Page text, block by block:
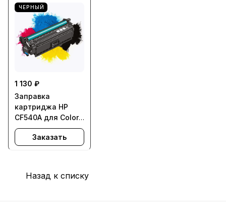
ЧЕРНЫЙ
1 130 ₽
Заправка
картриджа HP
CF540A для Color
LaserJet Pro
M254dw, M254nw,
M281fdn, M280nw
Заказать
Назад к списку